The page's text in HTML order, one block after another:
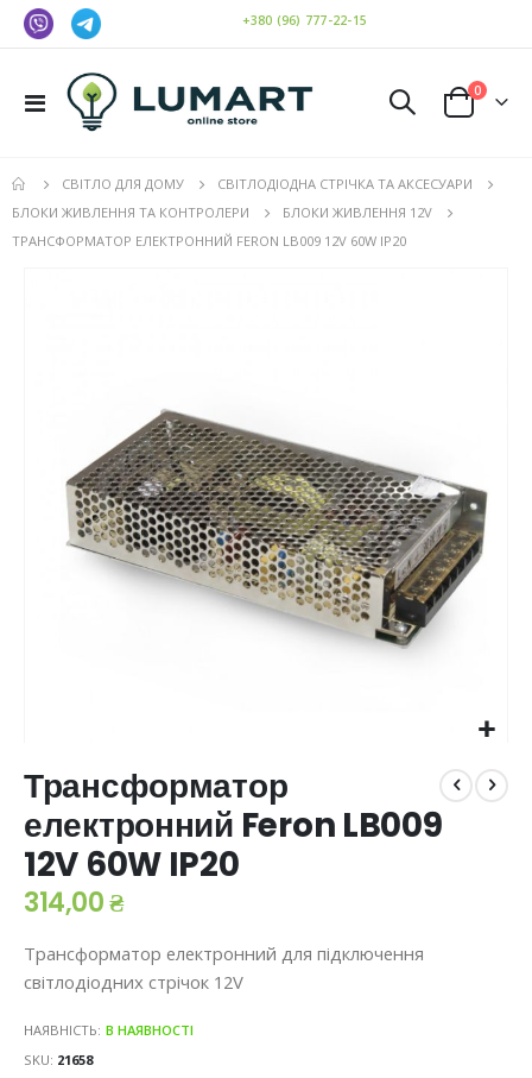
+380 (96) 777-22-15
Toggle
Cart
0
СВІТЛО ДЛЯ ДОМУ
СВІТЛОДІОДНА СТРІЧКА ТА АКСЕСУАРИ
БЛОКИ ЖИВЛЕННЯ ТА КОНТРОЛЕРИ
БЛОКИ ЖИВЛЕННЯ 12V
ТРАНСФОРМАТОР ЕЛЕКТРОННИЙ FERON LB009 12V 60W IP20
до
початку
галереї
зображень
Трансформатор
електронний Feron LB009
12V 60W IP20
314,00 ₴
Трансформатор електронний для підключення
світлодіодних стрічок 12V
НАЯВНІСТЬ: В НАЯВНОСТІ
SKU 21658